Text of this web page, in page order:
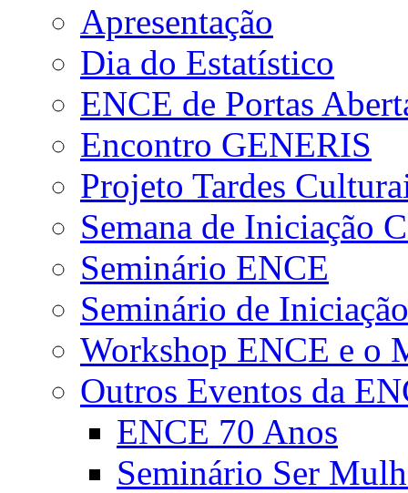
Apresentação
Dia do Estatístico
ENCE de Portas
Encontro GENERIS
Projeto Tardes
Semana de Iniciação
Seminário ENCE
Seminário de
Workshop ENCE e o
Outros Eventos da
ENCE 70 Anos
Seminário Ser